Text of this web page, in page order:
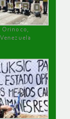
Orinoco,
Venezuela